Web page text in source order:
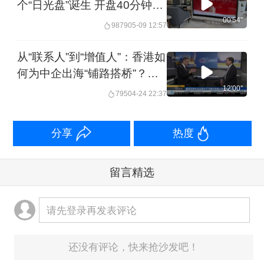
个“日光盘”诞生 开盘40分钟
92套房源秒空 有中介称近期
987905-09 12:57
00'54''
从“联系人”到“增值人”：香港如
何为中企出海“铺路搭桥”？丨
79504-24 22:37
12'00''
分享 热度
留言精选
请先登录再发表评论
还没有评论，快来抢沙发吧！